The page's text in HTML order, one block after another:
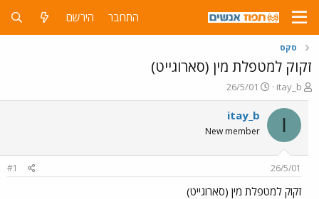
התחבר הירשם
סקס
זקוק למטפלת מין (סארוגייט)
פ
ו
ת
ח
ה
ש
א
itay_b
פ
ו
ר
ם
ר
26/5/01
I
itay_b
New member
26/5/01
#1
זקוק למטפלת מין (סארוגייט)